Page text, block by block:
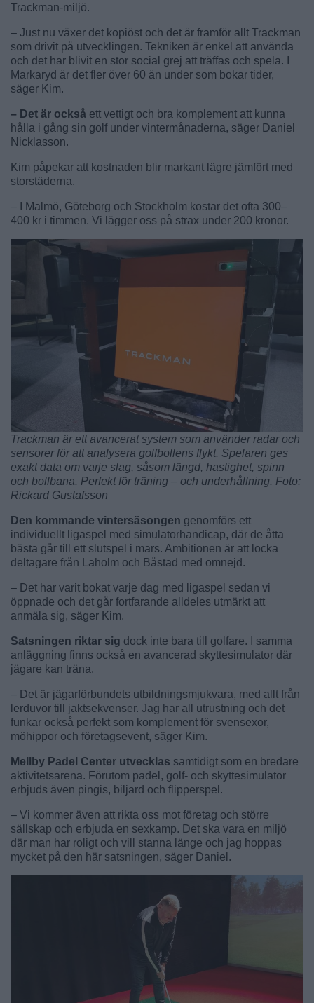
Trackman-miljö.
– Just nu växer det kopiöst och det är framför allt Trackman
som drivit på utvecklingen. Tekniken är enkel att använda
och det har blivit en stor social grej att träffas och spela. I
Markaryd är det fler över 60 än under som bokar tider,
säger Kim.
– Det är också ett vettigt och bra komplement att kunna
hålla i gång sin golf under vintermånaderna, säger Daniel
Nicklasson.
Kim påpekar att kostnaden blir markant lägre jämfört med
storstäderna.
– I Malmö, Göteborg och Stockholm kostar det ofta 300–
400 kr i timmen. Vi lägger oss på strax under 200 kronor.
Trackman är ett avancerat system som använder radar och
sensorer för att analysera golfbollens flykt. Spelaren ges
exakt data om varje slag, såsom längd, hastighet, spinn
och bollbana. Perfekt för träning – och underhållning. Foto:
Rickard Gustafsson
Den kommande vintersäsongen genomförs ett
individuellt ligaspel med simulatorhandicap, där de åtta
bästa går till ett slutspel i mars. Ambitionen är att locka
deltagare från Laholm och Båstad med omnejd.
– Det har varit bokat varje dag med ligaspel sedan vi
öppnade och det går fortfarande alldeles utmärkt att
anmäla sig, säger Kim.
Satsningen riktar sig dock inte bara till golfare. I samma
anläggning finns också en avancerad skyttesimulator där
jägare kan träna.
– Det är jägarförbundets utbildningsmjukvara, med allt från
lerduvor till jaktsekvenser. Jag har all utrustning och det
funkar också perfekt som komplement för svensexor,
möhippor och företagsevent, säger Kim.
Mellby Padel Center utvecklas samtidigt som en bredare
aktivitetsarena. Förutom padel, golf- och skyttesimulator
erbjuds även pingis, biljard och flipperspel.
– Vi kommer även att rikta oss mot företag och större
sällskap och erbjuda en sexkamp. Det ska vara en miljö
där man har roligt och vill stanna länge och jag hoppas
mycket på den här satsningen, säger Daniel.